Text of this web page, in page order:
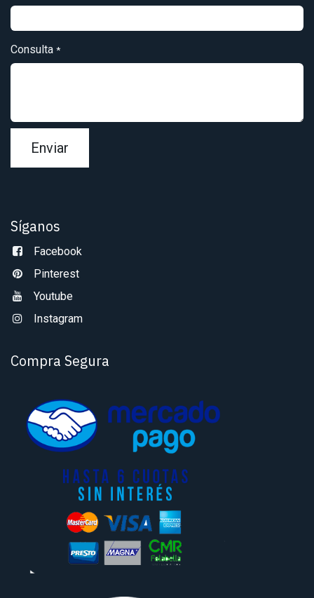
Consulta *
Enviar
Síganos
Facebook
Pinterest
Youtube
Instagram
Compra Segura